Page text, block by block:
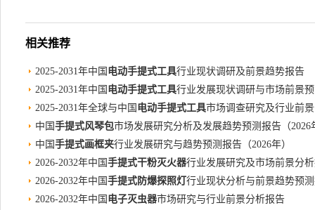
相关推荐
2025-2031年中国 电动手提式工具行业现状调研及前景趋势报告
2025-2031年中国 电动手提式工具行业发展现状调研与市场前景
2025-2031年全球与中国 电动手提式工具市场调查研究及行业前
中国 手提式风琴包市场发展研究分析及发展趋势预测报告（2026
中国 手提式画框夹行业发展研究与趋势预测报告（2026年）
2026-2032年中国 手提式干粉灭火器行业发展研究及市场前景分
2026-2032年中国 手提式防爆探照灯 行业现状分析与前景趋势预
2026-2032年中国 电子灭虫器市场研究与行业前景分析报告